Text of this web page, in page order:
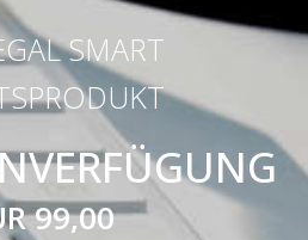
SMART
99,00